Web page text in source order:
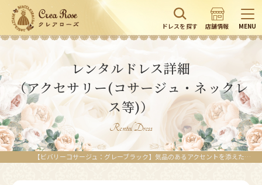
ドレスを探す 店舗情報 MENU
レンタルドレス詳細
（アクセサリー(コサージュ・ネックレ
ス等)）
Rental Dress
【ビバリーコサージュ：グレーブラック】気品のあるアクセントを添えたい時に | レンタルドレスのクレアローズ東京 | レンタルドレスのクレアローズ東京